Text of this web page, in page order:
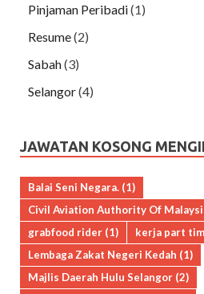
Pinjaman Peribadi(1)
Resume(2)
Sabah(3)
Selangor(4)
JAWATAN KOSONG
Balai Seni Negara. (1)
Civil Aviation Authority Of
grabfood rider (1) kerja part
Lembaga Zakat Negeri Kedah (1)
Majlis Daerah Hulu Selangor (2)